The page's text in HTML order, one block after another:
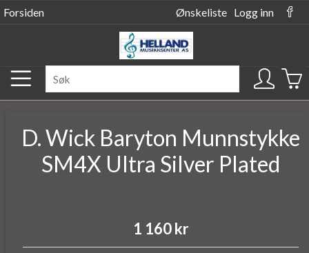
Forsiden Ønskeliste Logg inn
D. Wick Baryton Munnstykke
SM4X Ultra Silver Plated
1 160 kr